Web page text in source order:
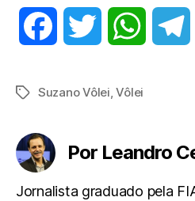
TagsSuzano Vôlei,Vôlei
Por Leandro
Jornalista graduado pela